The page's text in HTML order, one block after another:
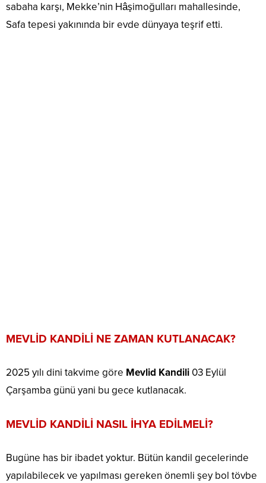
sabaha karşı, Mekke’nin Hâşimoğulları mahallesinde,
Safa tepesi yakınında bir evde dünyaya teşrif etti.
MEVLİD KANDİLİ NE ZAMAN KUTLANACAK?
2025 yılı dini takvime göre Mevlid Kandili 03 Eylül
Çarşamba günü yani bu gece kutlanacak.
MEVLİD KANDİLİ NASIL İHYA EDİLMELİ?
Bugüne has bir ibadet yoktur. Bütün kandil gecelerinde
yapılabilecek ve yapılması gereken önemli şey bol tövbe